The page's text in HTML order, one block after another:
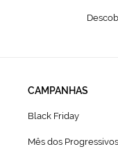
CAMPANHAS
Black Friday
Mês dos Progressivos